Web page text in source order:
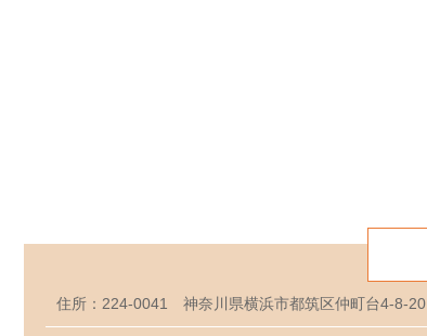
住所：224-0041 神奈川県横浜市都筑区仲町台4-8-20